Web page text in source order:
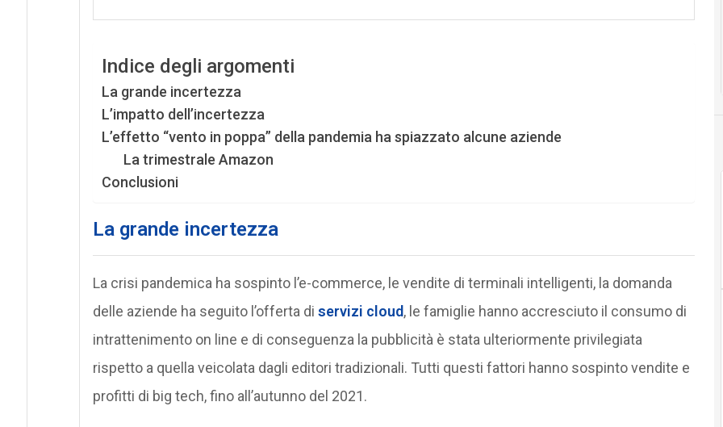
Indice degli argomenti
La grande incertezza
L’impatto dell’incertezza
L’effetto “vento in poppa” della pandemia ha spiazzato alcune aziende
La trimestrale Amazon
Conclusioni
La grande incertezza
La crisi pandemica ha sospinto l’e-commerce, le vendite di terminali intelligenti, la domanda
delle aziende ha seguito l’offerta di servizi cloud, le famiglie hanno accresciuto il consumo di
intrattenimento on line e di conseguenza la pubblicità è stata ulteriormente privilegiata
rispetto a quella veicolata dagli editori tradizionali. Tutti questi fattori hanno sospinto vendite e
profitti di big tech, fino all’autunno del 2021.